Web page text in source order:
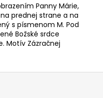
Panny Márie,
prednej strane a na
s písmenom M. Pod
Božské srdce
Motív Zázračnej